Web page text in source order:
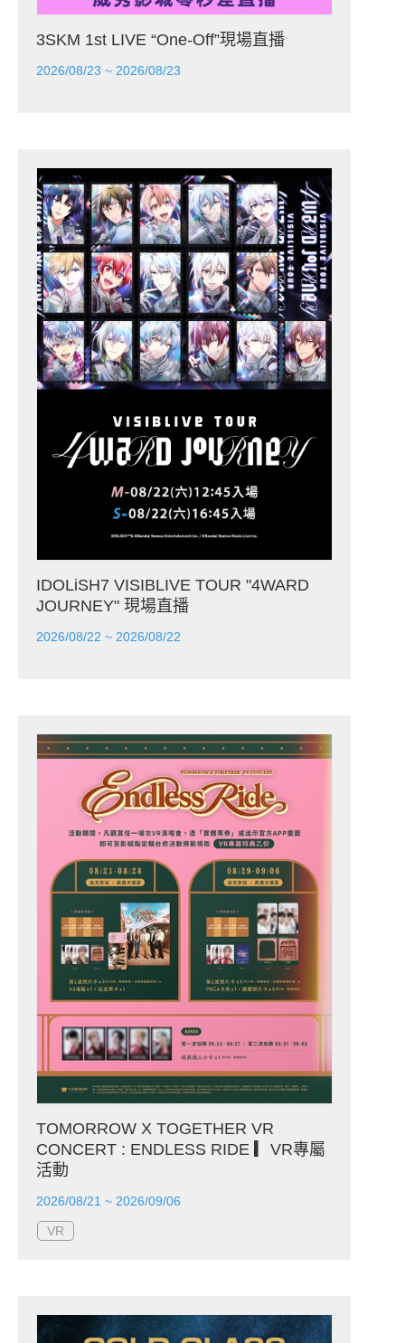
3SKM 1st LIVE “One-Off”現場直播
2026/08/23 ~ 2026/08/23
IDOLiSH7 VISIBLIVE TOUR "4WARD
JOURNEY" 現場直播
2026/08/22 ~ 2026/08/22
TOMORROW X TOGETHER VR
CONCERT : ENDLESS RIDE ▎VR專屬
活動
2026/08/21 ~ 2026/09/06
VR